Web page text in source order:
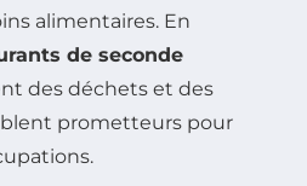
alimentaires. En
de seconde
des déchets et des
prometteurs pour